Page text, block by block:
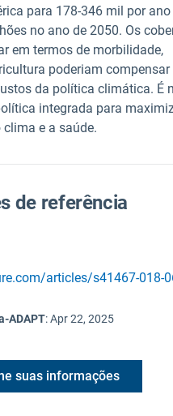
para 178-346 mil por ano
no ano de 2050. Os
em termos de morbilidade,
poderiam compensar
da política climática. É
integrada para
e a saúde.
de referência
articles/s41467-018-
ADAPT:Apr 22, 2025
suas informações